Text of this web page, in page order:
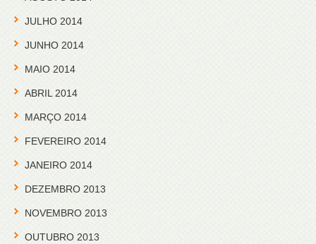
JULHO 2014
JUNHO 2014
MAIO 2014
ABRIL 2014
MARÇO 2014
FEVEREIRO 2014
JANEIRO 2014
DEZEMBRO 2013
NOVEMBRO 2013
OUTUBRO 2013